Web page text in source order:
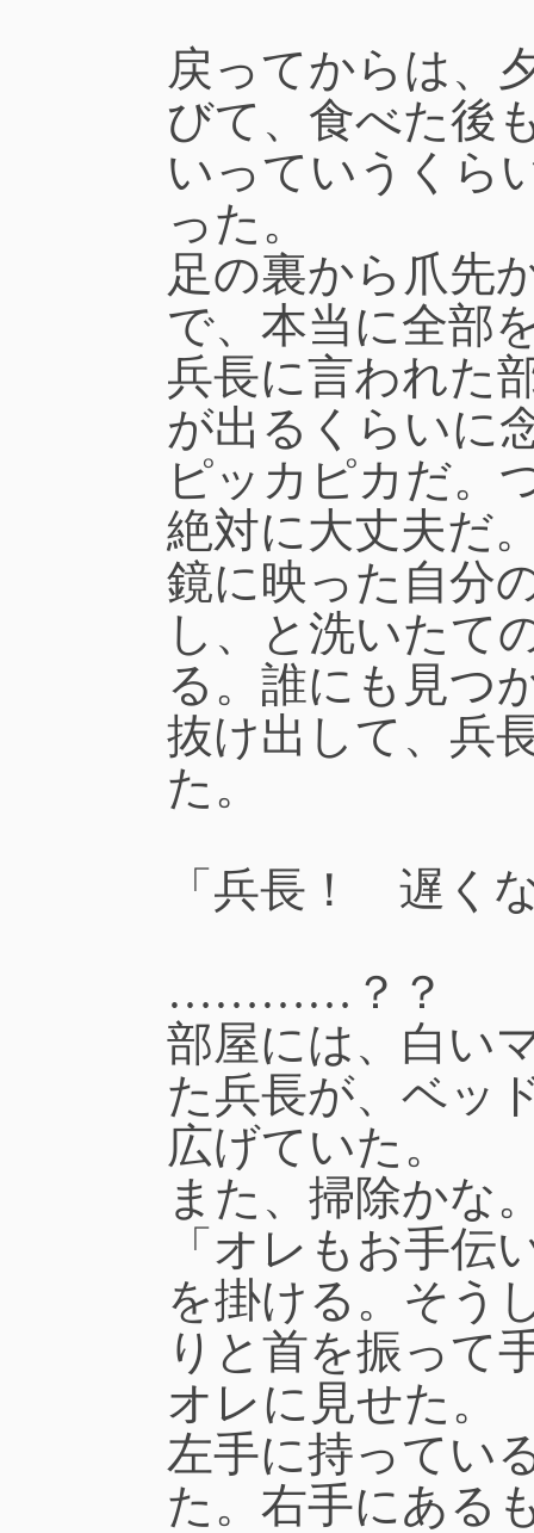
戻ってからは、
びて、食べた後
いっていうくら
った。
足の裏から爪先
で、本当に全部
兵長に言われた
が出るくらいに
ピッカピカだ。
絶対に大丈夫だ
鏡に映った自分
し、と洗いたて
る。誰にも見つ
抜け出して、兵
た。
「兵長！ 遅く
…………？？
部屋には、白い
た兵長が、ベッ
広げていた。
また、掃除かな
「オレもお手伝
を掛ける。そう
りと首を振って
オレに見せた。
左手に持ってい
た。右手にあ